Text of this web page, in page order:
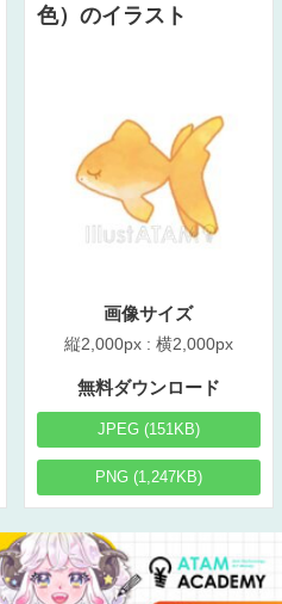
色）のイラスト
画像サイズ
縦2,000px : 横2,000px
無料ダウンロード
JPEG (151KB)
PNG (1,247KB)